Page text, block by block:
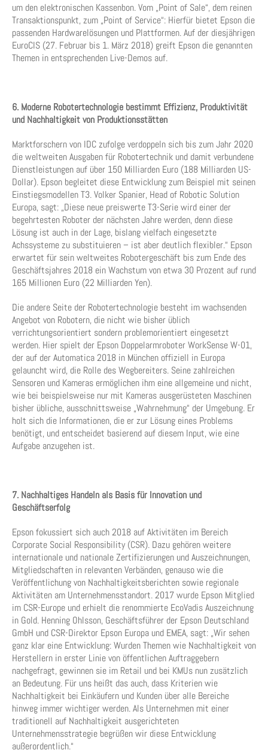
um den elektronischen Kassenbon. Vom „Point of Sale“, dem reinen
Transaktionspunkt, zum „Point of Service“: Hierfür bietet Epson die
passenden Hardwarelösungen und Plattformen. Auf der diesjährigen
EuroCIS (27. Februar bis 1. März 2018) greift Epson die genannten
Themen in entsprechenden Live-Demos auf.
6. Moderne Robotertechnologie bestimmt Effizienz, Produktivität
und Nachhaltigkeit von Produktionsstätten
Marktforschern von IDC zufolge verdoppeln sich bis zum Jahr 2020
die weltweiten Ausgaben für Robotertechnik und damit verbundene
Dienstleistungen auf über 150 Milliarden Euro (188 Milliarden US-
Dollar). Epson begleitet diese Entwicklung zum Beispiel mit seinen
Einstiegsmodellen T3. Volker Spanier, Head of Robotic Solution
Europa, sagt: „Diese neue preiswerte T3-Serie wird einer der
begehrtesten Roboter der nächsten Jahre werden, denn diese
Lösung ist auch in der Lage, bislang vielfach eingesetzte
Achssysteme zu substituieren – ist aber deutlich flexibler.“ Epson
erwartet für sein weltweites Robotergeschäft bis zum Ende des
Geschäftsjahres 2018 ein Wachstum von etwa 30 Prozent auf rund
165 Millionen Euro (22 Milliarden Yen).
Die andere Seite der Robotertechnologie besteht im wachsenden
Angebot von Robotern, die nicht wie bisher üblich
verrichtungsorientiert sondern problemorientiert eingesetzt
werden. Hier spielt der Epson Doppelarmroboter WorkSense W-01,
der auf der Automatica 2018 in München offiziell in Europa
gelauncht wird, die Rolle des Wegbereiters. Seine zahlreichen
Sensoren und Kameras ermöglichen ihm eine allgemeine und nicht,
wie bei beispielsweise nur mit Kameras ausgerüsteten Maschinen
bisher übliche, ausschnittsweise „Wahrnehmung“ der Umgebung. Er
holt sich die Informationen, die er zur Lösung eines Problems
benötigt, und entscheidet basierend auf diesem Input, wie eine
Aufgabe anzugehen ist.
7. Nachhaltiges Handeln als Basis für Innovation und
Geschäftserfolg
Epson fokussiert sich auch 2018 auf Aktivitäten im Bereich
Corporate Social Responsibility (CSR). Dazu gehören weitere
internationale und nationale Zertifizierungen und Auszeichnungen,
Mitgliedschaften in relevanten Verbänden, genauso wie die
Veröffentlichung von Nachhaltigkeitsberichten sowie regionale
Aktivitäten am Unternehmensstandort. 2017 wurde Epson Mitglied
im CSR-Europe und erhielt die renommierte EcoVadis Auszeichnung
in Gold. Henning Ohlsson, Geschäftsführer der Epson Deutschland
GmbH und CSR-Direktor Epson Europa und EMEA, sagt: „Wir sehen
ganz klar eine Entwicklung: Wurden Themen wie Nachhaltigkeit von
Herstellern in erster Linie von öffentlichen Auftraggebern
nachgefragt, gewinnen sie im Retail und bei KMUs nun zusätzlich
an Bedeutung. Für uns heißt das auch, dass Kriterien wie
Nachhaltigkeit bei Einkäufern und Kunden über alle Bereiche
hinweg immer wichtiger werden. Als Unternehmen mit einer
traditionell auf Nachhaltigkeit ausgerichteten
Unternehmensstrategie begrüßen wir diese Entwicklung
außerordentlich.“